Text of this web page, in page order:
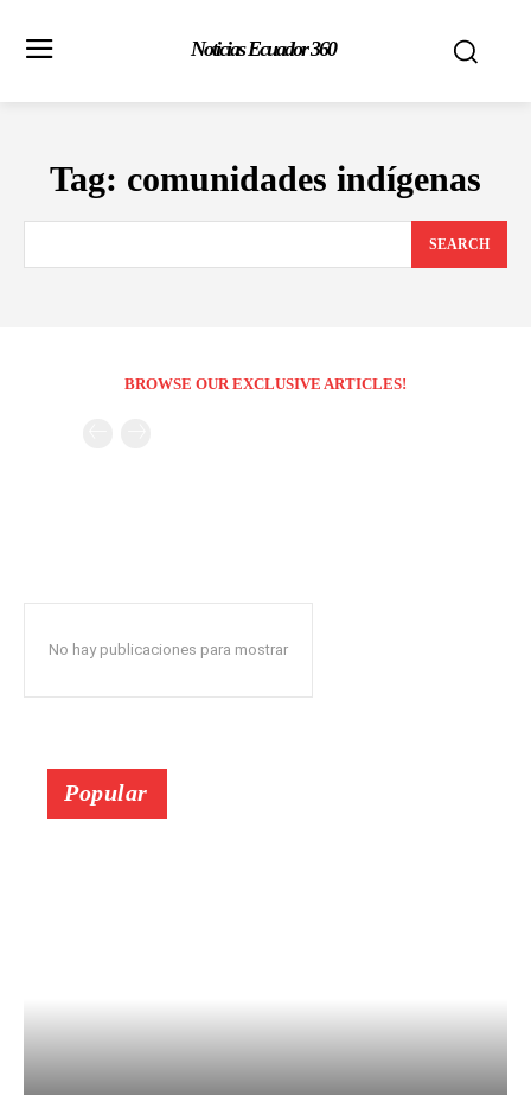
Noticias Ecuador 360
Tag: comunidades indígenas
SEARCH
BROWSE OUR EXCLUSIVE ARTICLES!
No hay publicaciones para mostrar
Popular